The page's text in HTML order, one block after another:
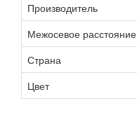
Производитель
Межосевое расстояние
Страна
Цвет